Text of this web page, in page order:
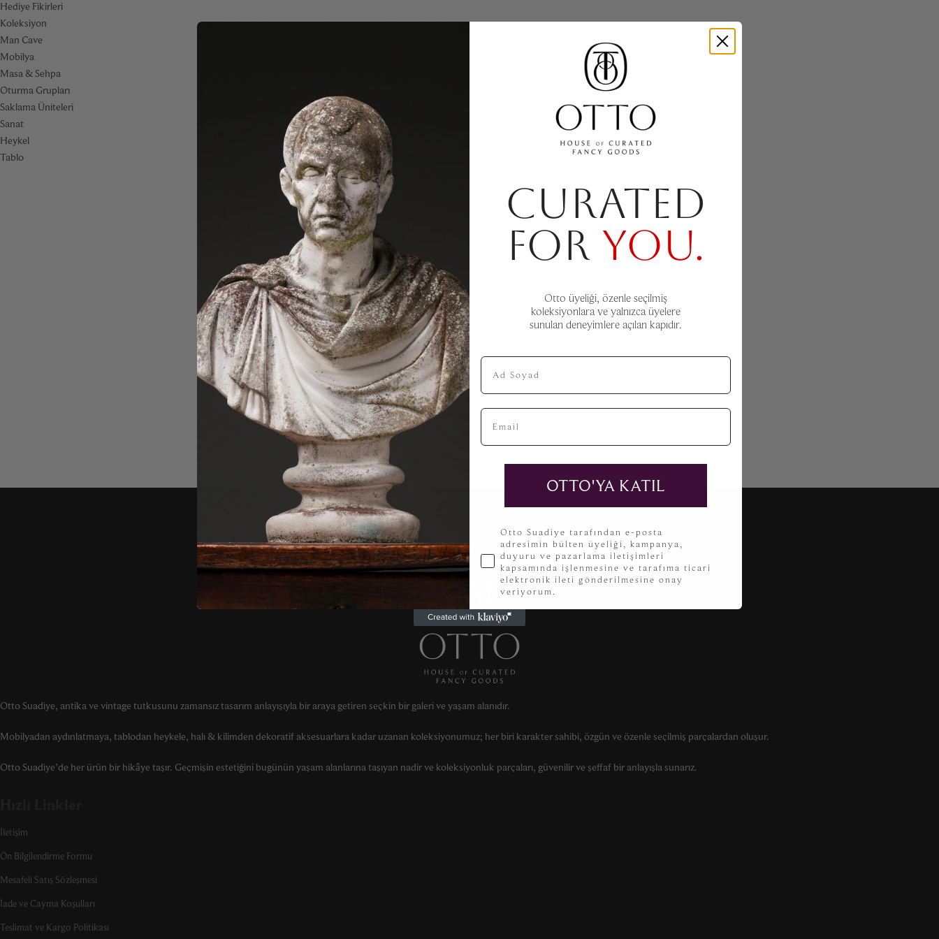
Hediye Fikirleri
Koleksiyon
Man Cave
Mobilya
Masa & Sehpa
Oturma Grupları
Saklama Üniteleri
Sanat
Heykel
Tablo
Otto Suadiye, antika ve vintage tutkusunu zamansız tasarım anlayışıyla bir araya getiren seçkin bir galeri ve yaşam alanıdır.
Mobilyadan aydınlatmaya, tablodan heykele, halı & kilimden dekoratif aksesuarlara kadar uzanan koleksiyonumuz; her biri karakter sahibi, özgün ve özenle seçilmiş parçalardan oluşur.
Otto Suadiye’de her ürün bir hikâye taşır. Geçmişin estetiğini bugünün yaşam alanlarına taşıyan nadir ve koleksiyonluk parçaları, güvenilir ve şeffaf bir anlayışla sunarız.
İletişim
Ön Bilgilendirme Formu
Mesafeli Satış Sözleşmesi
İade ve Cayma Koşulları
Teslimat ve Kargo Politikası
CURATED
FOR YOU.
Otto üyeliği, özenle seçilmiş
koleksiyonlara ve yalnızca üyelere
sunulan deneyimlere açılan kapıdır.
Ad Soyad
Email
OTTO'YA KATIL
KVKKOtto Suadiye tarafından e-posta
adresimin bülten üyeliği, kampanya,
duyuru ve pazarlama iletişimleri
kapsamında işlenmesine ve tarafıma ticari
elektronik ileti gönderilmesine onay
veriyorum.